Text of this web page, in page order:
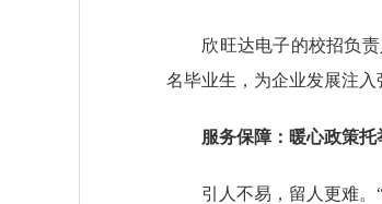
欣旺达电子的校招负责人
名毕业生，为企业发展注入
服务保障：暖心政策托
引人不易，留人更难。“